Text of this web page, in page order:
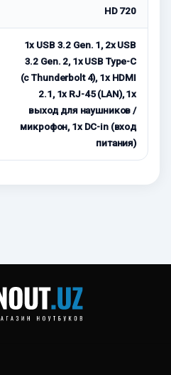
HD 720
1x USB 3.2 Gen. 1, 2x USB
3.2 Gen. 2, 1x USB Type-C
(с Thunderbolt 4), 1x HDMI
2.1, 1x RJ-45 (LAN), 1x
выход для наушников /
микрофон, 1x DC-in (вход
питания)